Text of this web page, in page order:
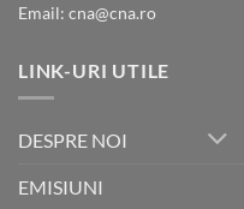
Email: cna@cna.ro
LINK-URI UTILE
DESPRE NOI
EMISIUNI